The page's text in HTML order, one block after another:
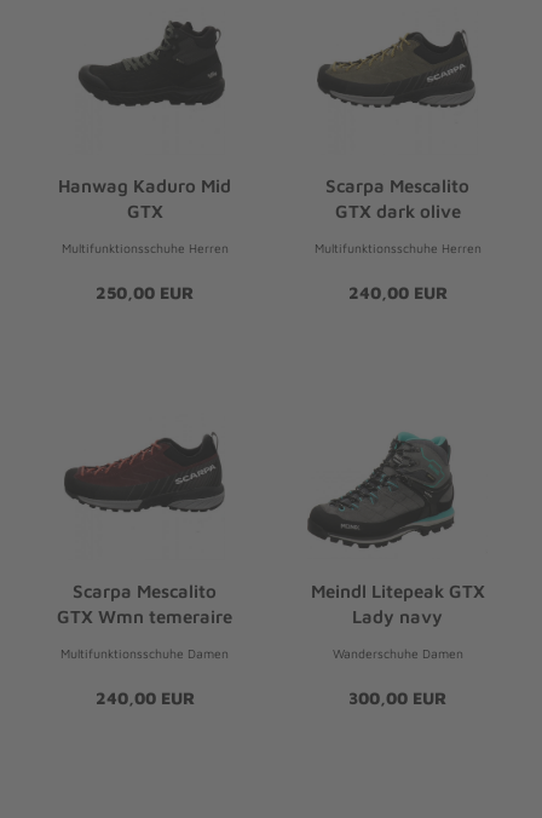
Hanwag Kaduro Mid
GTX
Multifunktionsschuhe Herren
250,00 EUR
Scarpa Mescalito
GTX dark olive
Multifunktionsschuhe Herren
240,00 EUR
Scarpa Mescalito
GTX Wmn temeraire
Multifunktionsschuhe Damen
240,00 EUR
Meindl Litepeak GTX
Lady navy
Wanderschuhe Damen
300,00 EUR